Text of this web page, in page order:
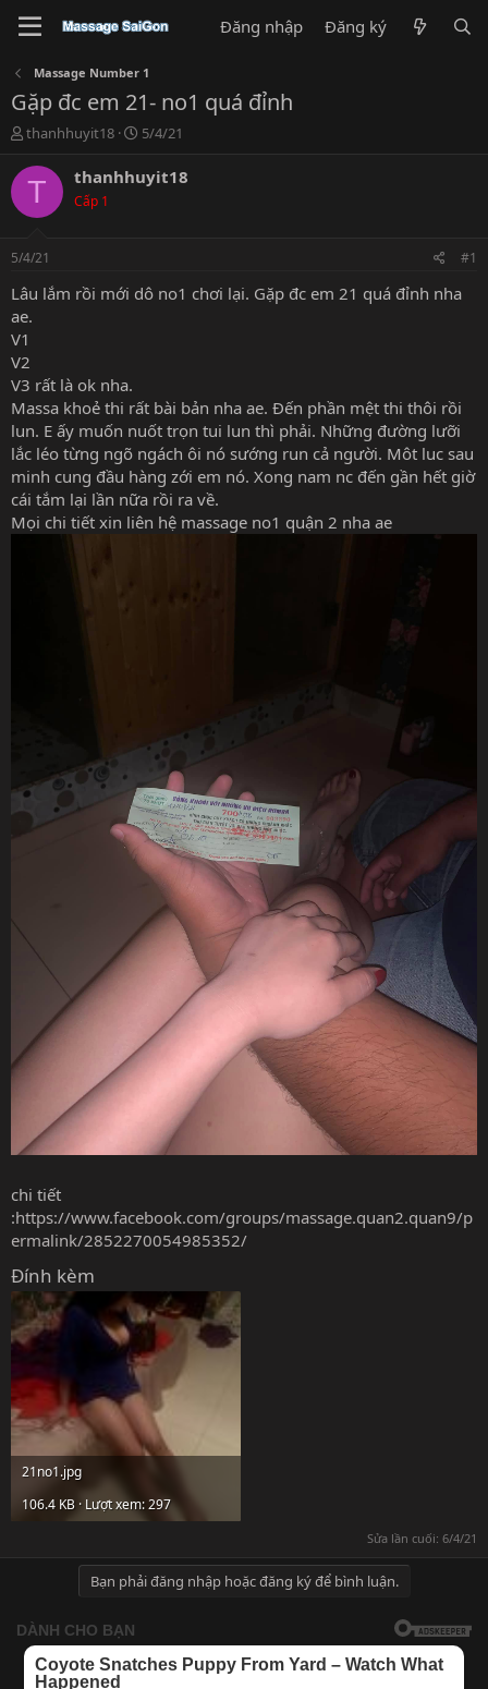
Đăng nhập Đăng ký
Massage Number 1
Gặp đc em 21- no1 quá đỉnh
T
r
a
s
t
a
t
e
r
thanhhuyit18
N
à
y
5/4/21
T thanhhuyit18
Cấp 1
5/4/21 #1
Lâu lắm rồi mới dô no1 chơi lại. Gặp đc em 21 quá đỉnh nha
ae.
V1
V2
V3 rất là ok nha.
Massa khoẻ thi rất bài bản nha ae. Đến phần mệt thi thôi rồi
lun. E ấy muốn nuốt trọn tui lun thì phải. Những đường lưỡi
lắc léo từng ngõ ngách ôi nó sướng run cả người. Môt luc sau
minh cung đầu hàng zới em nó. Xong nam nc đến gần hết giờ
cái tắm lại lần nữa rồi ra về.
Mọi chi tiết xin liên hệ massage no1 quận 2 nha ae
chi tiết
:https://www.facebook.com/groups/massage.quan2.quan9/p
ermalink/2852270054985352/
Đính kèm
21no1.jpg
106.4 KB · Lượt xem: 297
Sửa lần cuối: 6/4/21
Bạn phải đăng nhập hoặc đăng ký để bình luận.